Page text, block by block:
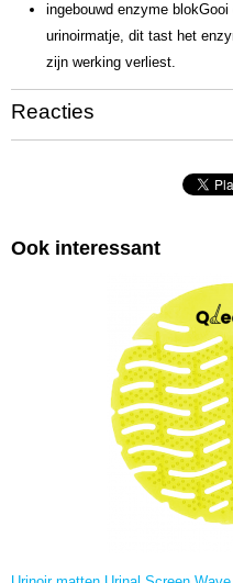
ingebouwd enzyme
urinoirmatje, dit tast het
zijn werking verliest.
Reacties
Ook interessant